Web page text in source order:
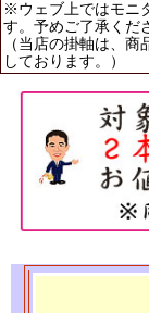
※ウェブ上ではモニ
す。予めご了承くだ
（当店の掛軸は、
しております。）